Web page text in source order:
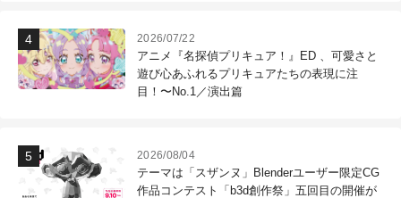
2026/07/22
アニメ『名探偵プリキュア！』ED 、可愛さと
遊び心あふれるプリキュアたちの表現に注
目！〜No.1／演出篇
2026/08/04
テーマは「スザンヌ」Blenderユーザー限定CG
作品コンテスト「b3d創作祭」五回目の開催が